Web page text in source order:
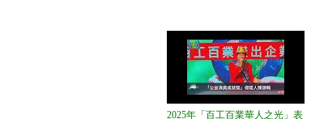
2025年「百工百業華人之光」表